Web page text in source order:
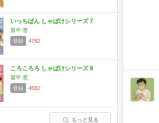
いっちばん しゃばけシリーズ 7
畠中 恵
登録
4782
ころころろ しゃばけシリーズ 8
畠中 恵
登録
4582
もっと見る